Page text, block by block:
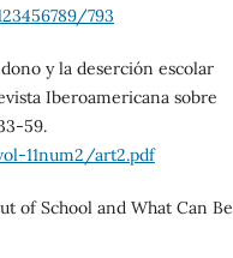
793
y la deserción escolar
Iberoamericana sobre
59.
11num2/art2.pdf
of School and What Can Be